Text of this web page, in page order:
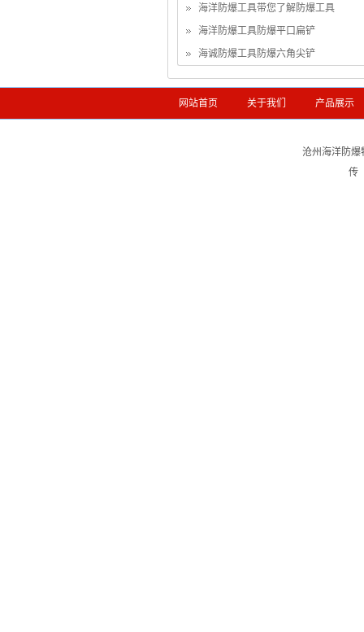
海洋防爆工具带您了解防爆工具
海洋防爆工具防爆平口扁铲
海诚防爆工具防爆六角尖铲
网站首页 关于我们 产品展示
沧州海洋防爆
传